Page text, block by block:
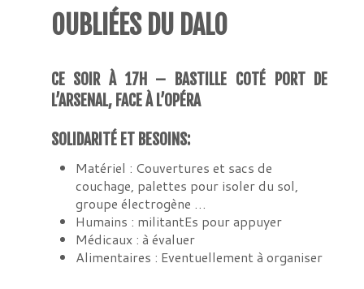
OUBLIÉES DU DALO
CE SOIR À 17H – BASTILLE COTÉ PORT DE
L’ARSENAL, FACE À L’OPÉRA
SOLIDARITÉ ET BESOINS:
Matériel : Couvertures et sacs de
couchage, palettes pour isoler du sol,
groupe électrogène …
Humains : militantEs pour appuyer
Médicaux : à évaluer
Alimentaires : Eventuellement à organiser